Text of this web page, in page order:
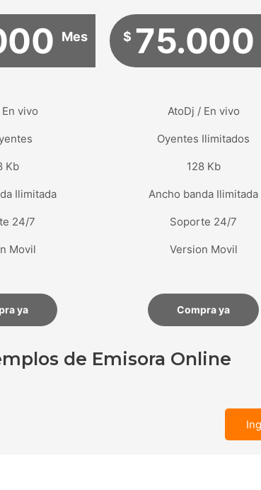
Mes
vivo
Kb
Ilimitada
24/7
Movil
ya
$ 75.000
AtoDj / En vivo
Oyentes Ilimitados
128 Kb
Ancho banda Ilimitada
Soporte 24/7
Version Movil
Compra ya
de Emisora Online